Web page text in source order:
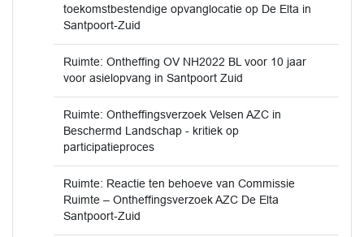
toekomstbestendige opvanglocatie op De Elta in
Santpoort-Zuid
Ruimte: Ontheffing OV NH2022 BL voor 10 jaar
voor asielopvang in Santpoort Zuid
Ruimte: Ontheffingsverzoek Velsen AZC in
Beschermd Landschap - kritiek op
participatieproces
Ruimte: Reactie ten behoeve van Commissie
Ruimte – Ontheffingsverzoek AZC De Elta
Santpoort-Zuid